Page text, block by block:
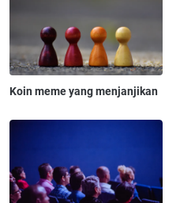
Koin meme yang menjanjikan